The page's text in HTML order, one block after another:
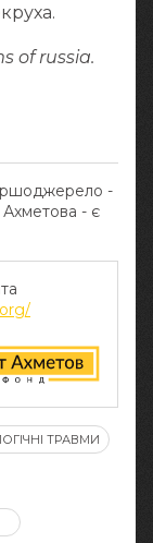
of russia.
-
- є
ТРАВМИ